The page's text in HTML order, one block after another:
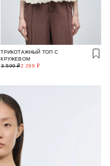
ТРИКОТАЖНЫЙ ТОП С
КРУЖЕВОМ
2 299 ₽
3 599 ₽